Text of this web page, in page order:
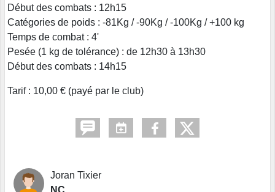
Début des combats : 12h15
Catégories de poids : -81Kg / -90Kg / -100Kg / +100 kg
Temps de combat : 4'
Pesée (1 kg de tolérance) : de 12h30 à 13h30
Début des combats : 14h15
Tarif : 10,00 € (payé par le club)
Joran Tixier
NC